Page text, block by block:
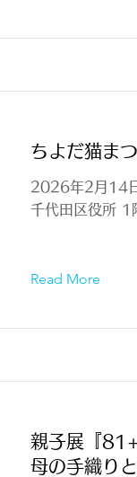
ちよだ猫ま
2026年2月14
千代田区役所 1
Read More
親子展『
母の手織り